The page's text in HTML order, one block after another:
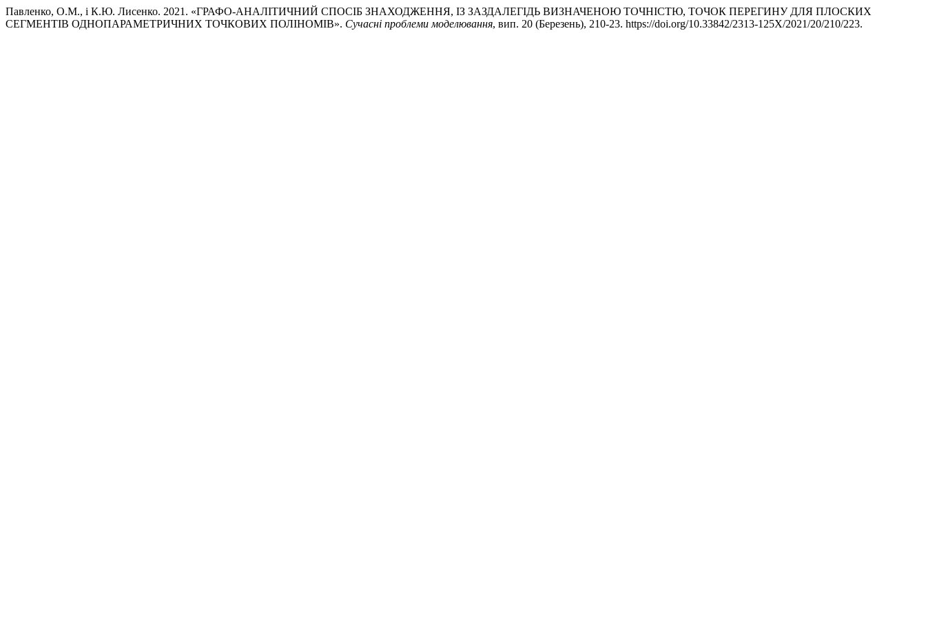
Павленко, О.М., і К.Ю. Лисенко. 2021. «ГРАФО-АНАЛІТИЧНИЙ СПОСІБ ЗНАХОДЖЕННЯ, ІЗ ЗАЗДАЛЕГІДЬ ВИЗНАЧЕНОЮ ТОЧНІСТЮ, ТОЧОК ПЕРЕГИНУ ДЛЯ ПЛОСКИХ
СЕГМЕНТІВ ОДНОПАРАМЕТРИЧНИХ ТОЧКОВИХ ПОЛІНОМІВ». Сучасні проблеми моделювання, вип. 20 (Березень), 210-23. https://doi.org/10.33842/2313-125X/2021/20/210/223.